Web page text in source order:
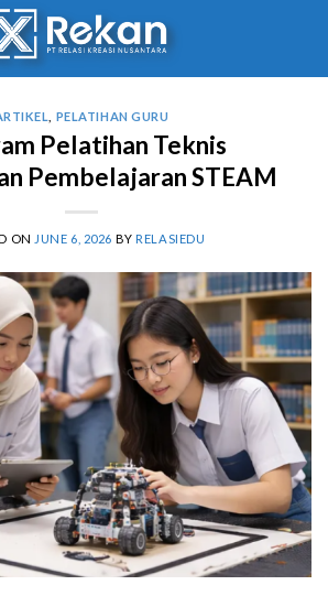
PELATIHAN GURU
Pelatihan Teknis
Pembelajaran STEAM
ON JUNE 6, 2026 BYRELASIEDU